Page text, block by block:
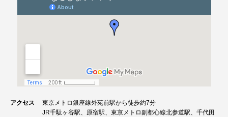
アクセス
東京メトロ銀座線外苑前駅から徒歩約7分
JR千駄ヶ谷駅、原宿駅、東京メトロ副都心線北参道駅、千代田